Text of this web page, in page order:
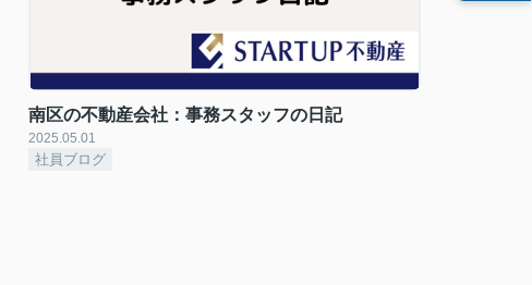
南区の不動産会社：事務スタッフの日記
2025.05.01
社員ブログ